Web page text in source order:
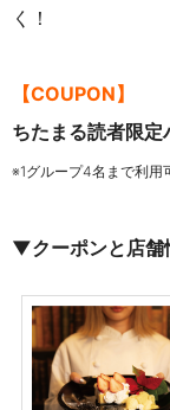
く！
【COUPON】
ちたまる読者限
※1グループ4名まで利用
▼クーポンと店舗